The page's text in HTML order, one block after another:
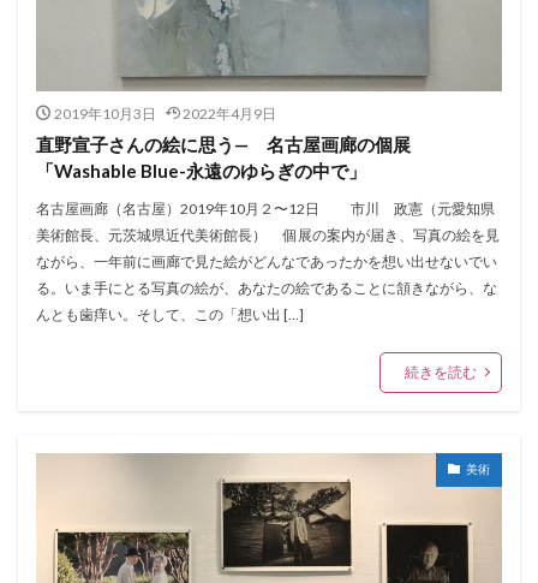
2019年10月3日 2022年4月9日
直野宣子さんの絵に思う— 名古屋画廊の個展
「Washable Blue-永遠のゆらぎの中で」
名古屋画廊（名古屋）2019年10月２〜12日 市川 政憲（元愛知県
美術館長、元茨城県近代美術館長） 個展の案内が届き、写真の絵を見
ながら、一年前に画廊で見た絵がどんなであったかを想い出せないでい
る。いま手にとる写真の絵が、あなたの絵であることに頷きながら、な
んとも歯痒い。そして、この「想い出 […]
続きを読む
美術